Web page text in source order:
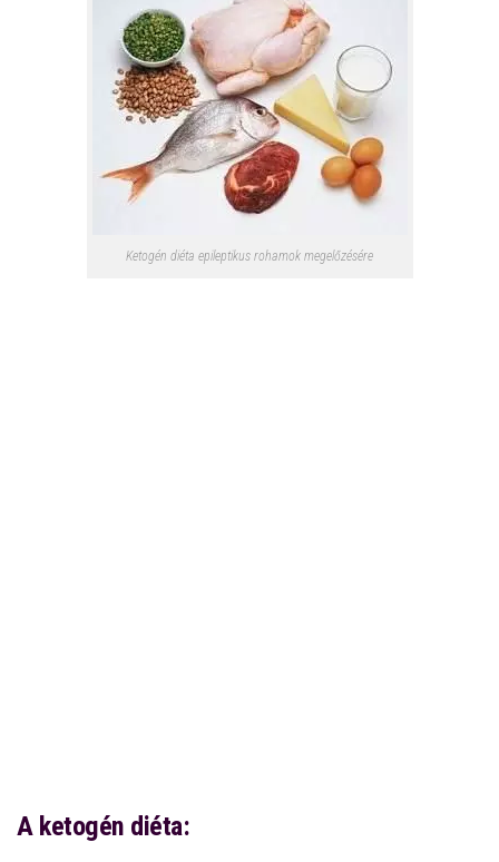
Ketogén diéta epileptikus rohamok megelőzésére
A ketogén diéta: